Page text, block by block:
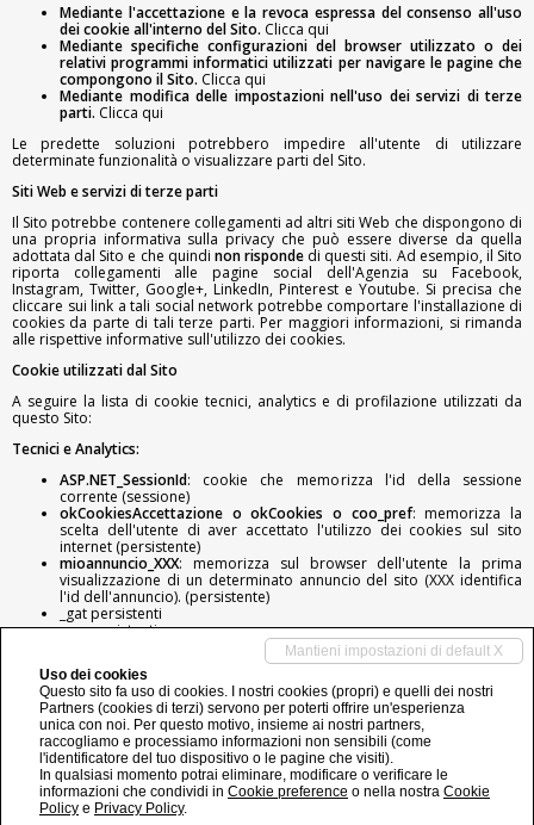
Mediante l'accettazione e la revoca espressa del consenso all'uso
dei cookie all'interno del Sito. Clicca qui
Mediante specifiche configurazioni del browser utilizzato o dei
relativi programmi informatici utilizzati per navigare le pagine che
compongono il Sito. Clicca qui
Mediante modifica delle impostazioni nell'uso dei servizi di terze
parti. Clicca qui
Le predette soluzioni potrebbero impedire all'utente di utilizzare
determinate funzionalità o visualizzare parti del Sito.
Siti Web e servizi di terze parti
Il Sito potrebbe contenere collegamenti ad altri siti Web che dispongono di
una propria informativa sulla privacy che può essere diverse da quella
adottata dal Sito e che quindi non risponde di questi siti. Ad esempio, il Sito
riporta collegamenti alle pagine social dell'Agenzia su Facebook,
Instagram, Twitter, Google+, LinkedIn, Pinterest e Youtube. Si precisa che
cliccare sui link a tali social network potrebbe comportare l'installazione di
cookies da parte di tali terze parti. Per maggiori informazioni, si rimanda
alle rispettive informative sull'utilizzo dei cookies.
Cookie utilizzati dal Sito
A seguire la lista di cookie tecnici, analytics e di profilazione utilizzati da
questo Sito:
Tecnici e Analytics:
​ASP.NET_SessionId: cookie che memorizza l'id della sessione
corrente (sessione)
okCookiesAccettazione o okCookies o coo_pref: memorizza la
scelta dell'utente di aver accettato l'utilizzo dei cookies sul sito
internet (persistente)
mioannuncio_XXX: memorizza sul browser dell'utente la prima
visualizzazione di un determinato annuncio del sito (XXX identifica
l'id dell'annuncio). (persistente)
_gat persistenti
_ga persistenti
Di terze parti:
Tutti i cookies di terze parti per componenti/funzionalità installate
(Facebook, Twitter, Google+, Google Analytics [con anonimizzazione IP])
Per disabilitare i cookie mediante revoca del consenso sul Sito clicca qui:
Revoca consensi
Mantieni impostazioni di default X
Uso dei cookies
Questo sito fa uso di cookies. I nostri cookies (propri) e quelli dei nostri
Partners (cookies di terzi) servono per poterti offrire un'esperienza
unica con noi. Per questo motivo, insieme ai nostri partners,
raccogliamo e processiamo informazioni non sensibili (come
l'identificatore del tuo dispositivo o le pagine che visiti).
In qualsiasi momento potrai eliminare, modificare o verificare le
informazioni che condividi in Cookie preference o nella nostra Cookie
Policy e Privacy Policy.